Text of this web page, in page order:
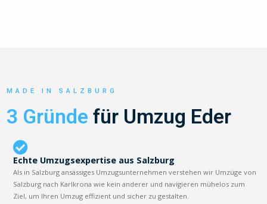
MADE IN SALZBURG
3 Gründe für Umzug Eder
Echte Umzugsexpertise aus Salzburg
Als in Salzburg ansässiges Umzugsunternehmen verstehen wir Umzüge von
Salzburg nach Karlkrona wie kein anderer und navigieren mühelos zum
Ziel, um Ihren Umzug effizient und sicher zu gestalten.